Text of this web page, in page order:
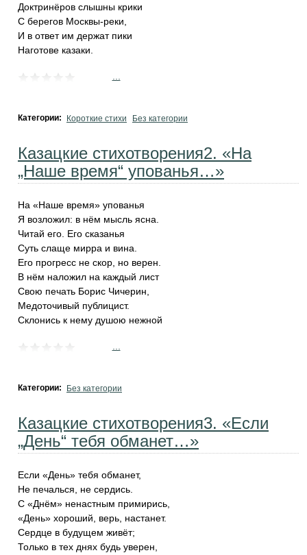
Доктринёров слышны крики
С берегов Москвы-реки,
И в ответ им держат пики
Наготове казаки.
Категории: Короткие стихи Без категории
Казацкие стихотворения2. «На
„Наше время“ упованья…»
На «Наше время» упованья
Я возложил: в нём мысль ясна.
Читай его. Его сказанья
Суть слаще мирра и вина.
Его прогресс не скор, но верен.
В нём наложил на каждый лист
Свою печать Борис Чичерин,
Медоточивый публицист.
Склонись к нему душою нежной
Категории: Без категории
Казацкие стихотворения3. «Если
„День“ тебя обманет…»
Если «День» тебя обманет,
Не печалься, не сердись.
С «Днём» ненастным примирись,
«День» хороший, верь, настанет.
Сердце в будущем живёт;
Только в тех днях будь уверен,